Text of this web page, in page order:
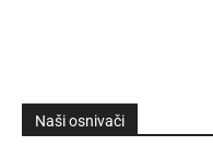
Naši osnivači